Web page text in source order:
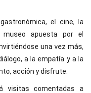
el cine, la
apuesta por el
una vez más,
a la empatía y a la
acción y disfrute.
visitas comentadas a